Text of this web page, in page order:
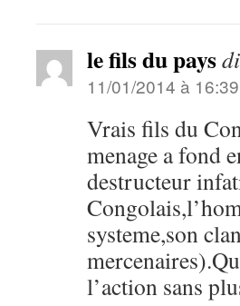
le fils du pays
11/01/2014 à 16:39
Vrais fils du
menage a fond
destructeur
systeme,son
l’action sans